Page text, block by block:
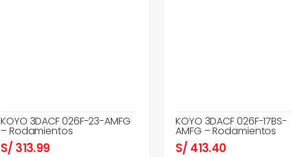
KOYO 3DACF 026F-23-AMFG
– Rodamientos
S/ 313.99
KOYO 3DACF 026F-17BS-
AMFG – Rodamientos
S/ 413.40